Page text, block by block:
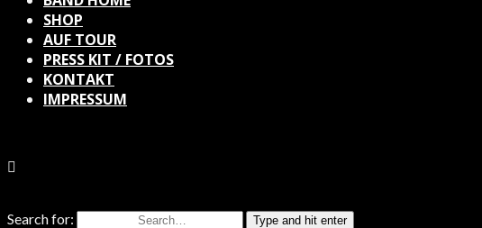
SHOP
AUF TOUR
PRESS KIT / FOTOS
KONTAKT
IMPRESSUM
Search for: Type and hit enter